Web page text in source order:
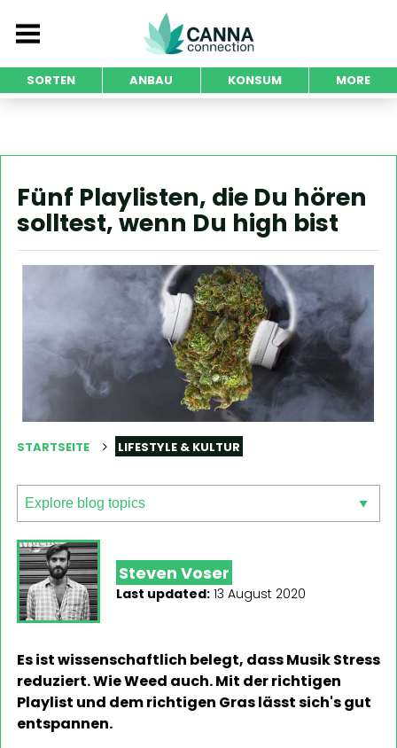
SORTEN ANBAU KONSUM MORE
Fünf Playlisten, die Du hören
solltest, wenn Du high bist
STARTSEITE LIFESTYLE & KULTUR
Steven Voser
Last updated: 13 August 2020
Es ist wissenschaftlich belegt, dass Musik Stress
reduziert. Wie Weed auch. Mit der richtigen
Playlist und dem richtigen Gras lässt sich's gut
entspannen.